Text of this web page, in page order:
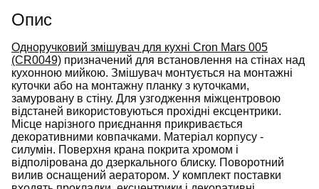
Опис
Одноручковий змішувач для кухні Cron Mars 005
(CR0049) призначений для встановлення на стінах над
кухонною мийкою. Змішувач монтується на монтажні
куточки або на монтажну планку з куточками,
замуровану в стіну. Для узгодження міжцентровою
відстаней використовуються прохідні ексцентрики.
Місце нарізного приєднання прикривається
декоративними ковпачками. Матеріал корпусу -
силумін. Поверхня крана покрита хромом і
відполірована до дзеркального блиску. Поворотний
вилив оснащений аератором. У комплект поставки